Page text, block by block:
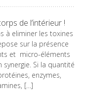
de l’intérieur !
à eliminer les toxines
sur la présence
et micro-éléments
Si la quantité
enzymes,
[…]